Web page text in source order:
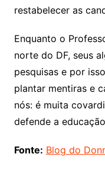
restabelecer as
Enquanto o
norte do DF, seus
pesquisas e por
plantar mentiras e
nós: é muita
defende a
Fonte: Blog do